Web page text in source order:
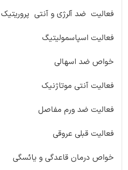
فعالیت ضد آلرژی و آنتی پروریتیک
فعالیت اسپاسمولیتیگ
خواص ضد اسهالی
فعالیت آنتی موتاژنیک
فعالیت ضد ورم مفاصل
فعالیت قبلی عروقی
خواص درمان قاعدگی و یائسگی